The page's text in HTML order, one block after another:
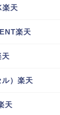
天
楽天
）楽天
天